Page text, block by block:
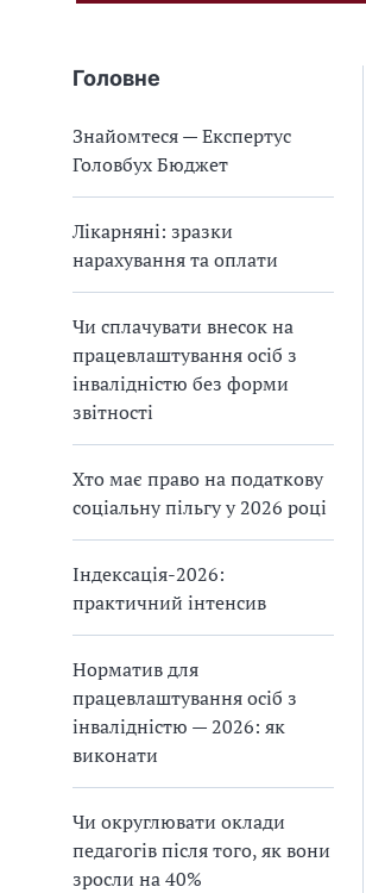
Головне
Знайомтеся — Експертус
Головбух Бюджет
Лікарняні: зразки
нарахування та оплати
Чи сплачувати внесок на
працевлаштування осіб з
інвалідністю без форми
звітності
Хто має право на податкову
соціальну пільгу у 2026 році
Індексація-2026:
практичний інтенсив
Норматив для
працевлаштування осіб з
інвалідністю — 2026: як
виконати
Чи округлювати оклади
педагогів після того, як вони
зросли на 40%